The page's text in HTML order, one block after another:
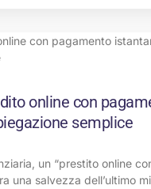
online con
semplice
un “prestito online
una salvezza dell’ultimo